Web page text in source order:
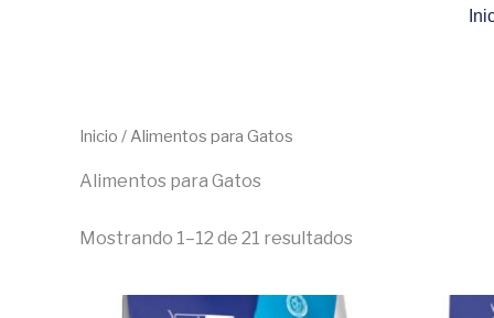
Inicio / Alimentos para Gatos
Alimentos para Gatos
Mostrando 1–12 de 21 resultados